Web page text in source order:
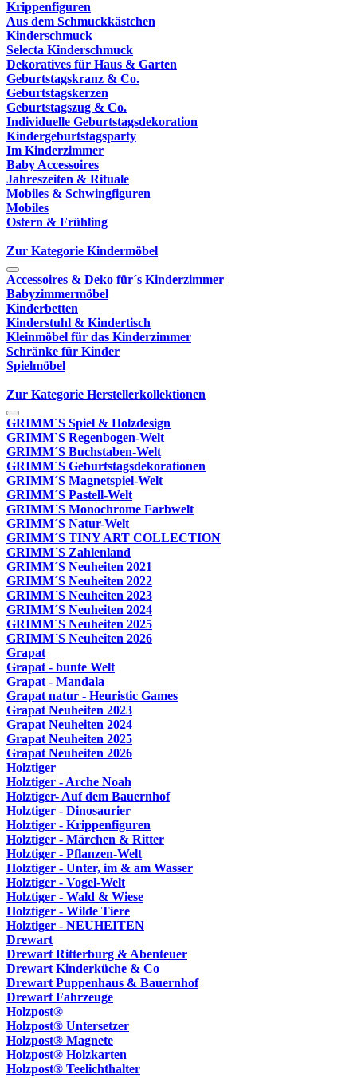
Krippenfiguren
Aus dem Schmuckkästchen
Kinderschmuck
Selecta Kinderschmuck
Dekoratives für Haus & Garten
Geburtstagskranz & Co.
Geburtstagskerzen
Geburtstagszug & Co.
Individuelle Geburtstagsdekoration
Kindergeburtstagsparty
Im Kinderzimmer
Baby Accessoires
Jahreszeiten & Rituale
Mobiles & Schwingfiguren
Mobiles
Ostern & Frühling
Zur Kategorie Kindermöbel
Accessoires & Deko für´s Kinderzimmer
Babyzimmermöbel
Kinderbetten
Kinderstuhl & Kindertisch
Kleinmöbel für das Kinderzimmer
Schränke für Kinder
Spielmöbel
Zur Kategorie Herstellerkollektionen
GRIMM´S Spiel & Holzdesign
GRIMM`S Regenbogen-Welt
GRIMM´S Buchstaben-Welt
GRIMM´S Geburtstagsdekorationen
GRIMM´S Magnetspiel-Welt
GRIMM´S Pastell-Welt
GRIMM´S Monochrome Farbwelt
GRIMM´S Natur-Welt
GRIMM´S TINY ART COLLECTION
GRIMM´S Zahlenland
GRIMM´S Neuheiten 2021
GRIMM´S Neuheiten 2022
GRIMM´S Neuheiten 2023
GRIMM´S Neuheiten 2024
GRIMM´S Neuheiten 2025
GRIMM´S Neuheiten 2026
Grapat
Grapat - bunte Welt
Grapat - Mandala
Grapat natur - Heuristic Games
Grapat Neuheiten 2023
Grapat Neuheiten 2024
Grapat Neuheiten 2025
Grapat Neuheiten 2026
Holztiger
Holztiger - Arche Noah
Holztiger- Auf dem Bauernhof
Holztiger - Dinosaurier
Holztiger - Krippenfiguren
Holztiger - Märchen & Ritter
Holztiger - Pflanzen-Welt
Holztiger - Unter, im & am Wasser
Holztiger - Vogel-Welt
Holztiger - Wald & Wiese
Holztiger - Wilde Tiere
Holztiger - NEUHEITEN
Drewart
Drewart Ritterburg & Abenteuer
Drewart Kinderküche & Co
Drewart Puppenhaus & Bauernhof
Drewart Fahrzeuge
Holzpost®
Holzpost® Untersetzer
Holzpost® Magnete
Holzpost® Holzkarten
Holzpost® Teelichthalter